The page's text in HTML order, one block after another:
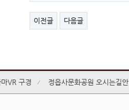
이전글 다음글
VR 구경 정읍사문화공원 오시는길